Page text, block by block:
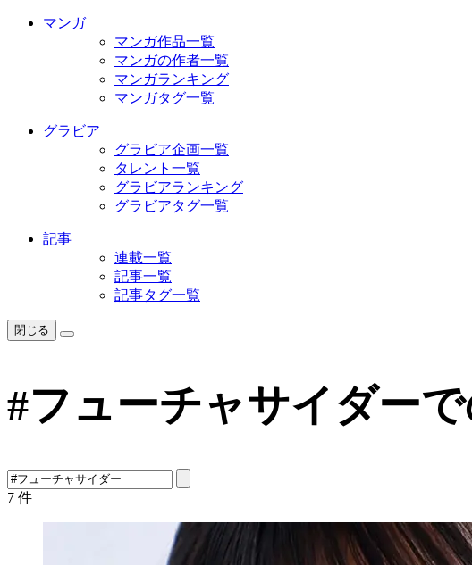
マンガ
マンガ作品一覧
マンガの作者一覧
マンガランキング
マンガタグ一覧
グラビア
グラビア企画一覧
タレント一覧
グラビアランキング
グラビアタグ一覧
記事
連載一覧
記事一覧
記事タグ一覧
閉じる
#フューチャサイダー
7 件